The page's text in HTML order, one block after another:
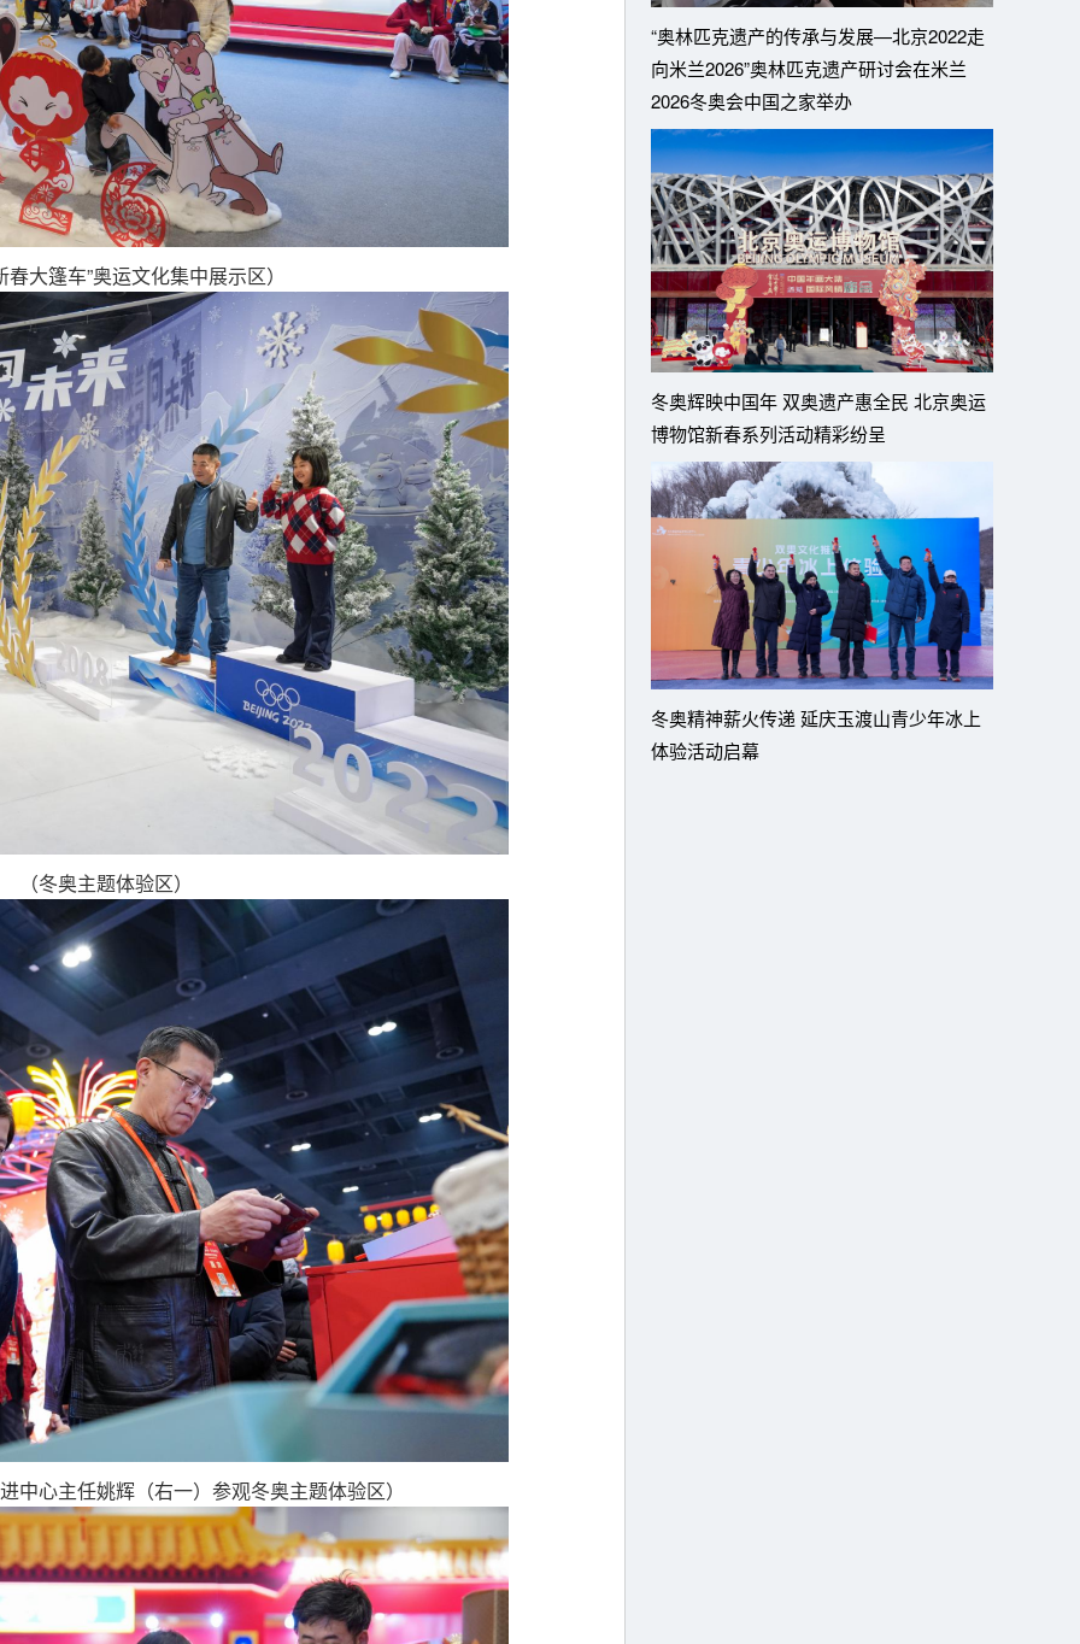
春大篷车”奥运文化集中展示区）
（冬奥主题体验区）
中心主任姚辉（右一）参观冬奥主题体验区）
“奥林匹克遗产的传承与发展—北京2022走
向米兰2026”奥林匹克遗产研讨会在米兰
2026冬奥会中国之家举办
冬奥辉映中国年 双奥遗产惠全民 北京奥运
博物馆新春系列活动精彩纷呈
冬奥精神薪火传递 延庆玉渡山青少年冰上
体验活动启幕